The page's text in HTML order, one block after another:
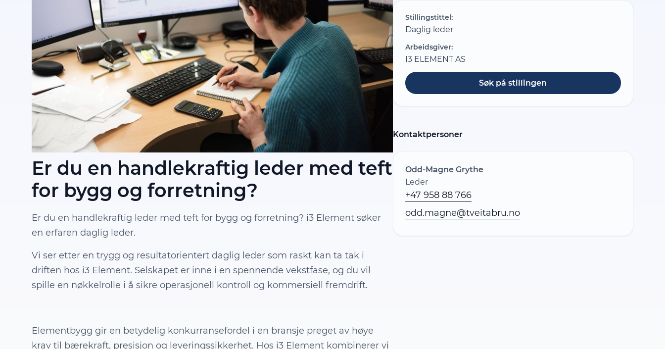
Er du en handlekraftig leder med teft
for bygg og forretning?
Er du en handlekraftig leder med teft for bygg og forretning? i3 Element søker
en erfaren daglig leder.
Vi ser etter en trygg og resultatorientert daglig leder som raskt kan ta tak i
driften hos i3 Element. Selskapet er inne i en spennende vekstfase, og du vil
spille en nøkkelrolle i å sikre operasjonell kontroll og kommersiell fremdrift.
Elementbygg gir en betydelig konkurransefordel i en bransje preget av høye
krav til bærekraft, presisjon og leveringssikkerhet. Hos i3 Element kombinerer vi
Stillingstittel:
Daglig leder
Arbeidsgiver:
I3 ELEMENT AS
Søk på stillingen
Kontaktpersoner
Odd-Magne Grythe
Leder
+47 958 88 766
odd.magne@tveitabru.no